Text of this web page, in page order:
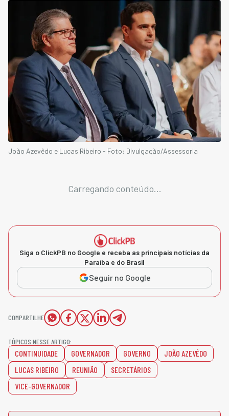
João Azevêdo e Lucas Ribeiro - Foto: Divulgação/Assessoria
Carregando conteúdo...
Siga o ClickPB no Google e receba as principais notícias da
Paraíba e do Brasil
Seguir no Google
COMPARTILHE
TÓPICOS NESSE ARTIGO:
CONTINUIDADE GOVERNADOR GOVERNO
JOÃO AZEVÊDO
LUCAS RIBEIRO
REUNIÃO
SECRETÁRIOS
VICE-GOVERNADOR